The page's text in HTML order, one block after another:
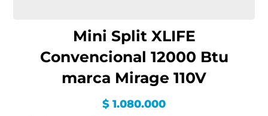
Mini Split XLIFE
Convencional 12000 Btu
marca Mirage 110V
$ 1.080.000